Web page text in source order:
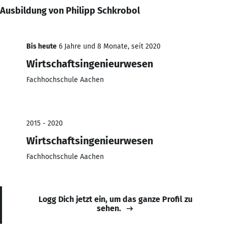
Ausbildung von Philipp Schkrobol
Bis heute 6 Jahre und 8 Monate, seit 2020
Wirtschaftsingenieurwesen
Fachhochschule Aachen
2015 - 2020
Wirtschaftsingenieurwesen
Fachhochschule Aachen
Logg Dich jetzt ein, um das ganze Profil zu
sehen.